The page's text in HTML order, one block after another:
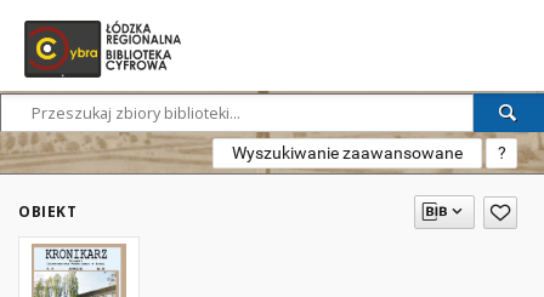
Wyszukiwanie zaawansowane ?
OBIEKT